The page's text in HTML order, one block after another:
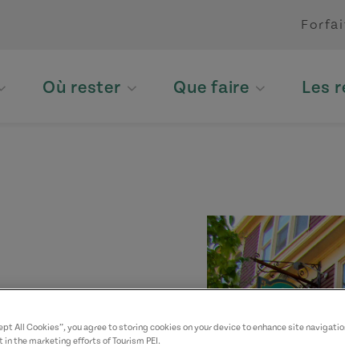
Où rester Que faire Les
All Cookies”, you agree to storing cookies on your device to enhance site
in the marketing efforts of Tourism PEI.